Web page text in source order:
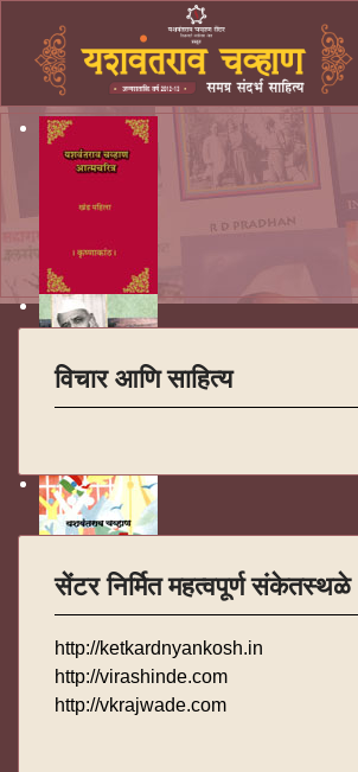
विचार आणि साहित्य
सेंटर निर्मित महत्वपूर्ण संकेतस्थळे
http://ketkardnyankosh.in
http://virashinde.com
http://vkrajwade.com